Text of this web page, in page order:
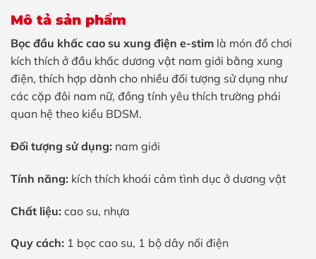
Mô tả sản phẩm
Bọc đầu khấc cao su xung điện e-stim là món đồ chơi
kích thích ở đầu khấc dương vật nam giới bằng xung
điện, thích hợp dành cho nhiều đối tượng sử dụng như
các cặp đôi nam nữ, đồng tính yêu thích trường phái
quan hệ theo kiểu BDSM.
Đối tượng sử dụng: nam giới
Tính năng: kích thích khoái cảm tình dục ở dương vật
Chất liệu: cao su, nhựa
Quy cách: 1 bọc cao su, 1 bộ dây nối điện